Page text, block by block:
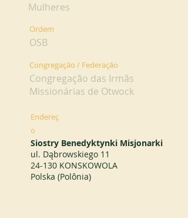
Mulheres
Ordem
OSB
Congregação / Federação
Congregação das Irmãs
Missionárias de Otwock
Endereç
o
Siostry Benedyktynki Misjonarki
ul. Dąbrowskiego 11
24-130 KONSKOWOLA
Polska (Polônia)